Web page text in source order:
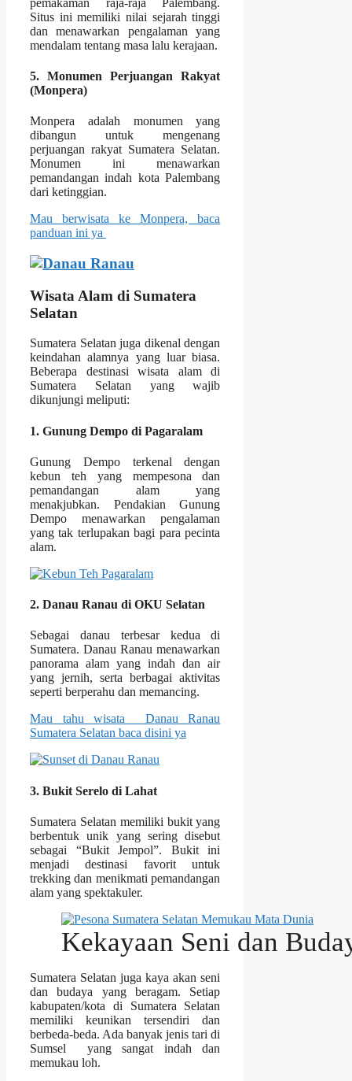
Situs ini memiliki nilai sejarah tinggi
dan menawarkan pengalaman yang
mendalam tentang masa lalu kerajaan.
5. Monumen Perjuangan Rakyat
(Monpera)
Monpera adalah monumen yang
dibangun untuk mengenang
perjuangan rakyat Sumatera Selatan.
Monumen ini menawarkan
pemandangan indah kota Palembang
dari ketinggian.
Mau berwisata ke Monpera, baca
panduan ini ya
Wisata Alam di Sumatera
Selatan
Sumatera Selatan juga dikenal dengan
keindahan alamnya yang luar biasa.
Beberapa destinasi wisata alam di
Sumatera Selatan yang wajib
dikunjungi meliputi:
1. Gunung Dempo di Pagaralam
Gunung Dempo terkenal dengan
kebun teh yang mempesona dan
pemandangan alam yang
menakjubkan. Pendakian Gunung
Dempo menawarkan pengalaman
yang tak terlupakan bagi para pecinta
alam.
2. Danau Ranau di OKU Selatan
Sebagai danau terbesar kedua di
Sumatera. Danau Ranau menawarkan
panorama alam yang indah dan air
yang jernih, serta berbagai aktivitas
seperti berperahu dan memancing.
Mau tahu wisata Danau Ranau
Sumatera Selatan baca disini ya
3. Bukit Serelo di Lahat
Sumatera Selatan memiliki bukit yang
berbentuk unik yang sering disebut
sebagai “Bukit Jempol”. Bukit ini
menjadi destinasi favorit untuk
trekking dan menikmati pemandangan
alam yang spektakuler.
Kekayaan Seni dan
Sumatera Selatan juga kaya akan seni
dan budaya yang beragam. Setiap
kabupaten/kota di Sumatera Selatan
memiliki keunikan tersendiri dan
berbeda-beda. Ada banyak jenis tari di
Sumsel yang sangat indah dan
memukau loh.